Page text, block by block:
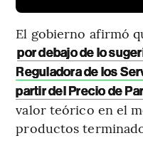
El gobierno afirmó
por debajo de lo
Reguladora de los
partir del Precio de
valor teórico en el
productos